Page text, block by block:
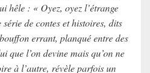
hêle : « Oyez, oyez l’étrange
de contes et histoires, dits
errant, planqué entre des
que l’on devine mais qu’on ne
à l’autre, révèle parfois un